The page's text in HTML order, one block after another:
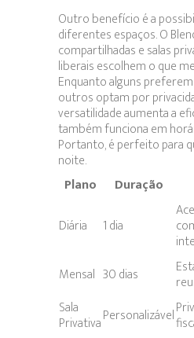
Outro benefício é a
diferentes espaços. O
compartilhadas e salas
liberais escolhem o que
Enquanto alguns
outros optam por
versatilidade aumenta a
também funciona em
Portanto, é perfeito para
noite.
Plano
Duração
Diária
1 dia
Mensal 30 dias
Sala
PrivativaPersonalizável